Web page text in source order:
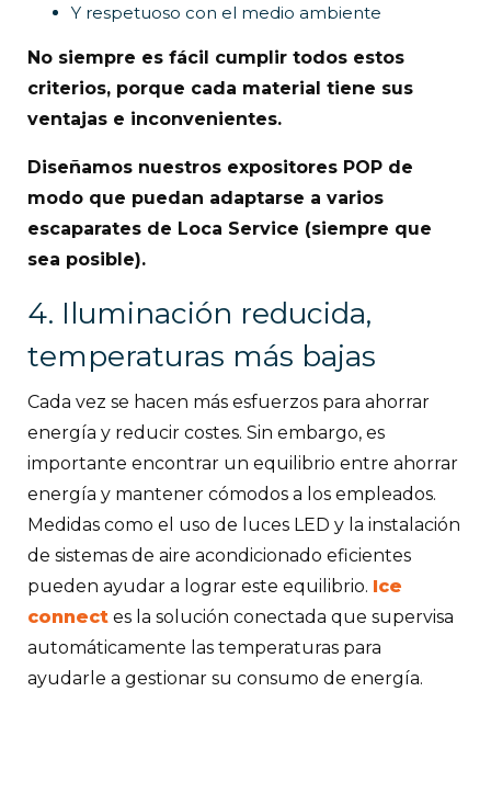
Y respetuoso con el medio ambiente
No siempre es fácil cumplir todos estos
criterios, porque cada material tiene sus
ventajas e inconvenientes.
Diseñamos nuestros expositores POP de
modo que puedan adaptarse a varios
escaparates de Loca Service (siempre que
sea posible).
4. Iluminación reducida,
temperaturas más bajas
Cada vez se hacen más esfuerzos para ahorrar
energía y reducir costes. Sin embargo, es
importante encontrar un equilibrio entre ahorrar
energía y mantener cómodos a los empleados.
Medidas como el uso de luces LED y la instalación
de sistemas de aire acondicionado eficientes
pueden ayudar a lograr este equilibrio. Ice
connect es la solución conectada que supervisa
automáticamente las temperaturas para
ayudarle a gestionar su consumo de energía.